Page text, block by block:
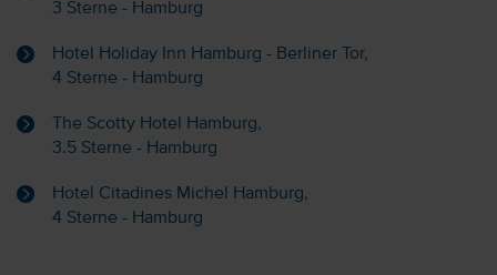
3 Sterne - Hamburg
Hotel Holiday Inn Hamburg - Berliner Tor,
4 Sterne - Hamburg
The Scotty Hotel Hamburg,
3.5 Sterne - Hamburg
Hotel Citadines Michel Hamburg,
4 Sterne - Hamburg